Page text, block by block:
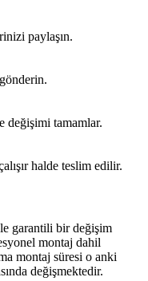
paylaşın.
değişimi tamamlar.
halde teslim edilir.
garantili bir değişim
montaj dahil
montaj süresi o anki
değişmektedir.